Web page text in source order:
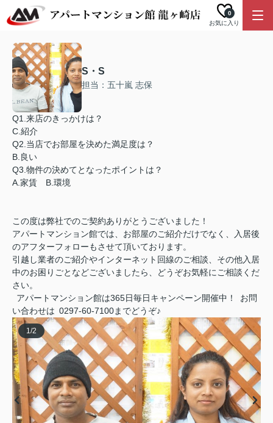
お気に入り
0
S・S
担当：五十嵐 志保
Q1.来店のきっかけは？
C.紹介
Q2.当店でお部屋を決めた満足度は？
B.良い
Q3.物件の決めてとなったポイントは？
A.家賃 B.環境
この度は弊社でのご契約ありがとうございました！
アパートマンション館では、お部屋のご紹介だけでなく、入居後
のアフターフォローもさせて頂いております。
引越し業者のご紹介やインターネット回線のご相談、その他入居
中のお困りごとなどございましたら、どうぞお気軽にご相談くだ
さい。
アパートマンション館は365日毎日キャンペーン開催中！ お問
い合わせは 0297-60-7100までどうぞ♪
1/2